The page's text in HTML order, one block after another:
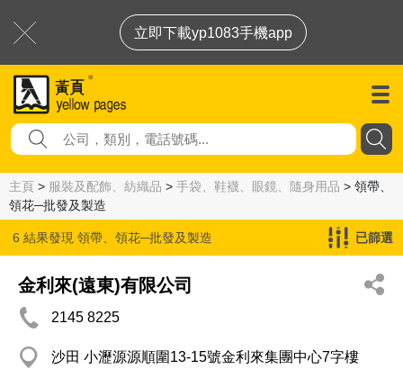
立即下載yp1083手機app
主頁 > 服裝及配飾、紡織品 > 手袋、鞋襪、眼鏡、隨身用品 > 領帶、
領花─批發及製造
6 結果發現 領帶、領花─批發及製造 已篩選
金利來(遠東)有限公司
2145 8225
沙田 小瀝源源順圍13-15號金利來集團中心7字樓